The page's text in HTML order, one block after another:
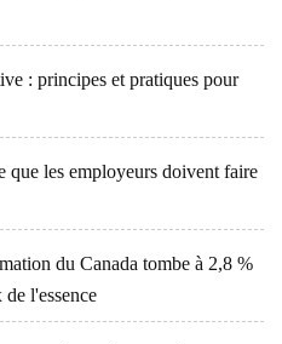
: principes et pratiques pour
que les employeurs doivent faire
du Canada tombe à 2,8 %
l'essence